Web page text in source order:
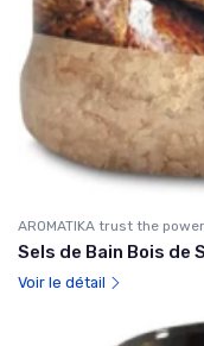
AROMATIKA trust the
Sels de Bain Bois de
Voir le détail